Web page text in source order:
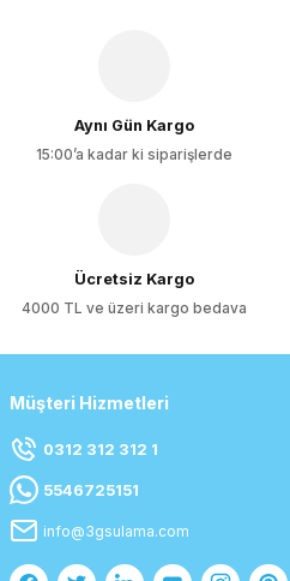
Aynı Gün Kargo
15:00’a kadar ki siparişlerde
Ücretsiz Kargo
4000 TL ve üzeri kargo bedava
Müşteri Hizmetleri
0312 312 312 1
5546725151
info@3gsulama.com